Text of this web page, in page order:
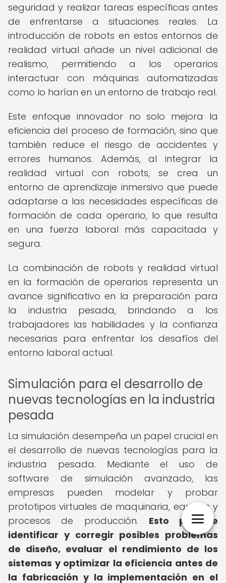
seguridad y realizar tareas específicas antes
de enfrentarse a situaciones reales. La
introducción de robots en estos entornos de
realidad virtual añade un nivel adicional de
realismo, permitiendo a los operarios
interactuar con máquinas automatizadas
como lo harían en un entorno de trabajo real.
Este enfoque innovador no solo mejora la
eficiencia del proceso de formación, sino que
también reduce el riesgo de accidentes y
errores humanos. Además, al integrar la
realidad virtual con robots, se crea un
entorno de aprendizaje inmersivo que puede
adaptarse a las necesidades específicas de
formación de cada operario, lo que resulta
en una fuerza laboral más capacitada y
segura.
La combinación de robots y realidad virtual
en la formación de operarios representa un
avance significativo en la preparación para
la industria pesada, brindando a los
trabajadores las habilidades y la confianza
necesarias para enfrentar los desafíos del
entorno laboral actual.
Simulación para el desarrollo de
nuevas tecnologías en la industria
pesada
La simulación desempeña un papel crucial en
el desarrollo de nuevas tecnologías para la
industria pesada. Mediante el uso de
software de simulación avanzado, las
empresas pueden modelar y probar
prototipos virtuales de maquinaria, equipos y
procesos de producción. Esto permite
identificar y corregir posibles problemas
de diseño, evaluar el rendimiento de los
sistemas y optimizar la eficiencia antes de
la fabricación y la implementación en el